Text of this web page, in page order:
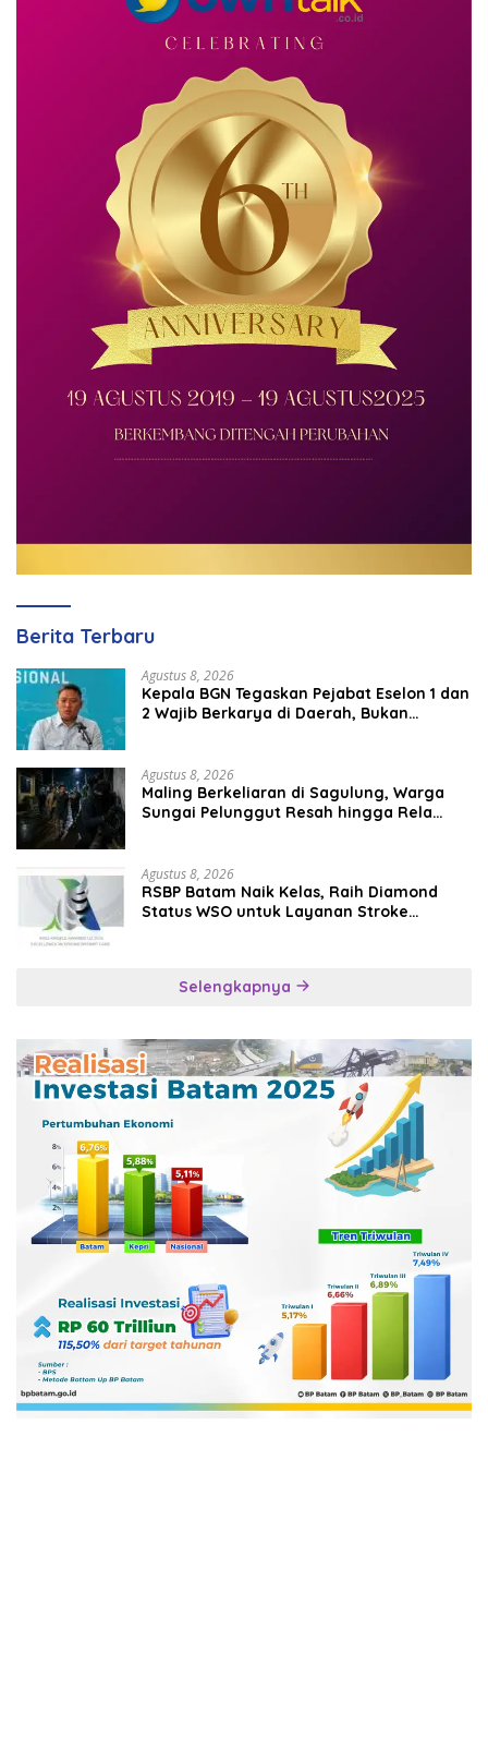
Berita Terbaru
Agustus 8, 2026
Kepala BGN Tegaskan Pejabat Eselon 1 dan
2 Wajib Berkarya di Daerah, Bukan
Agustus 8, 2026
Maling Berkeliaran di Sagulung, Warga
Sungai Pelunggut Resah hingga Rela
Agustus 8, 2026
RSBP Batam Naik Kelas, Raih Diamond
Status WSO untuk Layanan Stroke
Selengkapnya